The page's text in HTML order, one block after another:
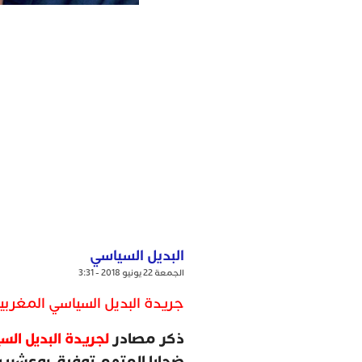
البديل السياسي
الجمعة 22 يونيو 2018 - 3:31
جريدة البديل السياسي
ذكر مصادر لجريدة البديل